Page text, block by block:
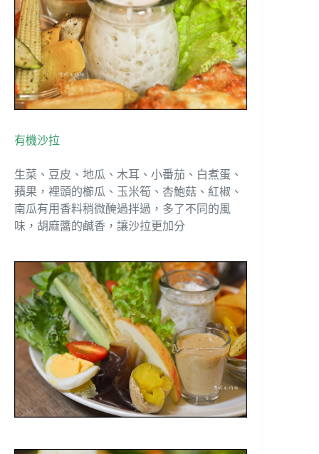
有機沙拉
生菜、豆皮、地瓜、木耳、小番茄、白煮蛋、
蘋果，裡頭的櫛瓜、玉米筍、杏鮑菇、紅椒、
南瓜有用香料稍微醃過拌過，多了不同的風
味，胡麻醬的鹹香，讓沙拉更加分